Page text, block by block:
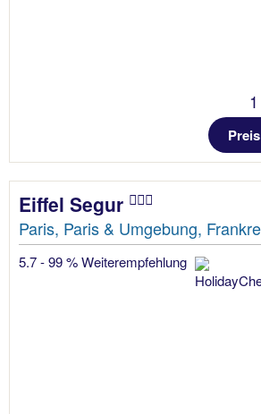
Eiffel Segur
Paris, Paris & Umgebung,
5.7 - 99 % Weiterempfehlung